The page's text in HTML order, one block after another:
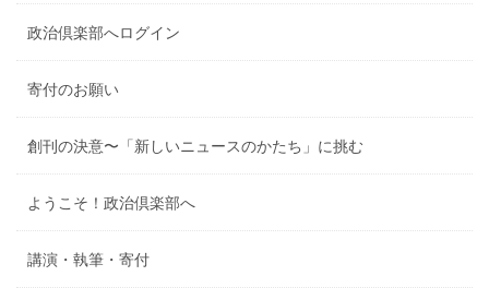
政治倶楽部へログイン
寄付のお願い
創刊の決意〜「新しいニュースのかたち」に挑む
ようこそ！政治倶楽部へ
講演・執筆・寄付